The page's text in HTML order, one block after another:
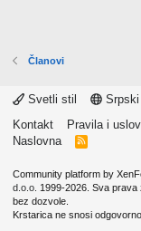
Članovi
Svetli stil
Srpski
Kontakt
Pravila i
Naslovna
R
Community platform by
d.o.o. 1999-2026. Sva prava
bez dozvole.
Krstarica ne snosi